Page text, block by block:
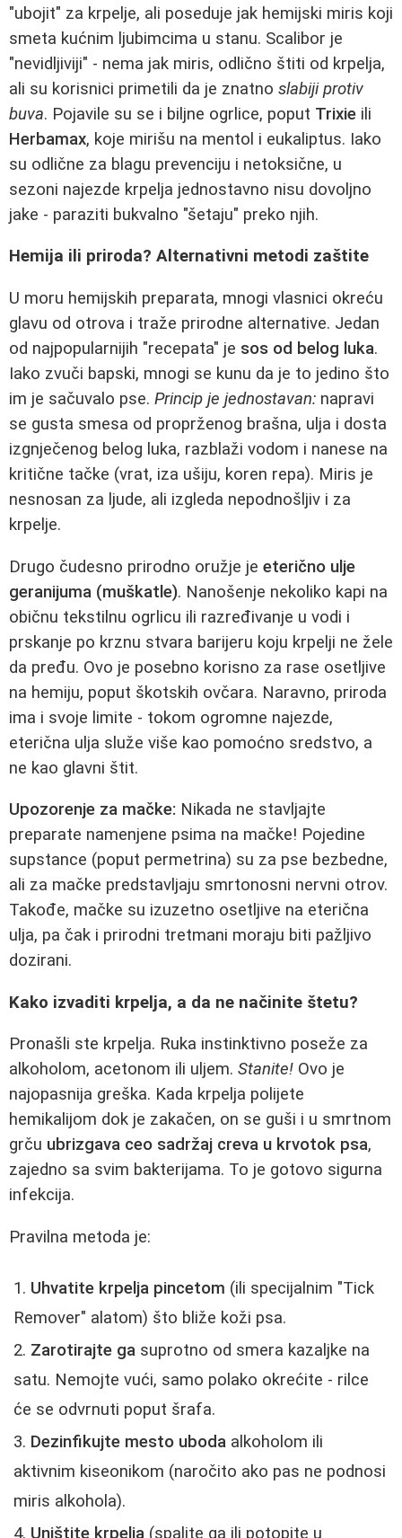
"ubojit" za krpelje, ali poseduje jak hemijski miris koji
smeta kućnim ljubimcima u stanu. Scalibor je
"nevidljiviji" - nema jak miris, odlično štiti od krpelja,
ali su korisnici primetili da je znatno slabiji protiv
buva. Pojavile su se i biljne ogrlice, poput Trixie ili
Herbamax, koje mirišu na mentol i eukaliptus. Iako
su odlične za blagu prevenciju i netoksične, u
sezoni najezde krpelja jednostavno nisu dovoljno
jake - paraziti bukvalno "šetaju" preko njih.
Hemija ili priroda? Alternativni metodi zaštite
U moru hemijskih preparata, mnogi vlasnici okreću
glavu od otrova i traže prirodne alternative. Jedan
od najpopularnijih "recepata" je sos od belog luka.
Iako zvuči bapski, mnogi se kunu da je to jedino što
im je sačuvalo pse. Princip je jednostavan: napravi
se gusta smesa od proprženog brašna, ulja i dosta
izgnječenog belog luka, razblaži vodom i nanese na
kritične tačke (vrat, iza ušiju, koren repa). Miris je
nesnosan za ljude, ali izgleda nepodnošljiv i za
krpelje.
Drugo čudesno prirodno oružje je eterično ulje
geranijuma (muškatle). Nanošenje nekoliko kapi na
običnu tekstilnu ogrlicu ili razređivanje u vodi i
prskanje po krznu stvara barijeru koju krpelji ne žele
da pređu. Ovo je posebno korisno za rase osetljive
na hemiju, poput škotskih ovčara. Naravno, priroda
ima i svoje limite - tokom ogromne najezde,
eterična ulja služe više kao pomoćno sredstvo, a
ne kao glavni štit.
Upozorenje za mačke: Nikada ne stavljajte
preparate namenjene psima na mačke! Pojedine
supstance (poput permetrina) su za pse bezbedne,
ali za mačke predstavljaju smrtonosni nervni otrov.
Takođe, mačke su izuzetno osetljive na eterična
ulja, pa čak i prirodni tretmani moraju biti pažljivo
dozirani.
Kako izvaditi krpelja, a da ne načinite štetu?
Pronašli ste krpelja. Ruka instinktivno poseže za
alkoholom, acetonom ili uljem. Stanite! Ovo je
najopasnija greška. Kada krpelja polijete
hemikalijom dok je zakačen, on se guši i u smrtnom
grču ubrizgava ceo sadržaj creva u krvotok psa,
zajedno sa svim bakterijama. To je gotovo sigurna
infekcija.
Pravilna metoda je:
Uhvatite krpelja pincetom (ili specijalnim "Tick
Remover" alatom) što bliže koži psa.
Zarotirajte ga suprotno od smera kazaljke na
satu. Nemojte vući, samo polako okrećite - rilce
će se odvrnuti poput šrafa.
Dezinfikujte mesto uboda alkoholom ili
aktivnim kiseonikom (naročito ako pas ne podnosi
miris alkohola).
Uništite krpelja (spalite ga ili potopite u